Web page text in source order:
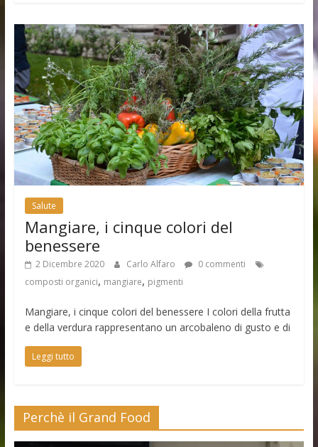
Salute
Mangiare, i cinque colori del
benessere
2 Dicembre 2020 Carlo Alfaro
0 commenti
composti organici, mangiare, pigmenti
Mangiare, i cinque colori del benessere I colori della frutta
e della verdura rappresentano un arcobaleno di gusto e di
Leggi tutto
Perchè il Grand Food